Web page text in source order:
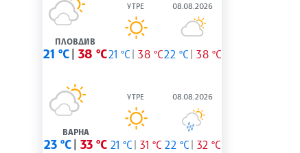
ПЛОВДИВ
21 °C 38 °C
УТРЕ
21 °C 38 °C
08.08.2026
22 °C 38 °C
ВАРНА
23 °C 33 °C
УТРЕ
21 °C 31 °C
08.08.2026
22 °C 32 °C